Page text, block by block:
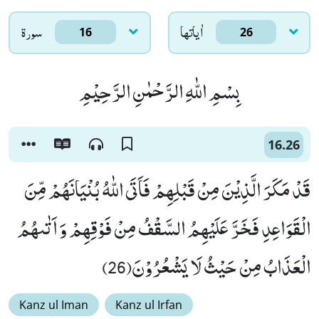
سورۃ 16 اٰياتها 26
بِسْمِ اللّٰهِ الرَّحْمٰنِ الرَّحِیْمِ
16.26
قَدْ مَكَرَ الَّذِیْنَ مِنْ قَبْلِهِمْ فَاَتَى اللّٰهُ بُنْیَانَهُمْ مِّنَ
الْقَوَاعِدِ فَخَرَّ عَلَیْهِمُ السَّقْفُ مِنْ فَوْقِهِمْ وَ اَتٰىهُمُ
الْعَذَابُ مِنْ حَیْثُ لَا یَشْعُرُوْنَ(26)
Kanz ul Iman Kanz ul Irfan